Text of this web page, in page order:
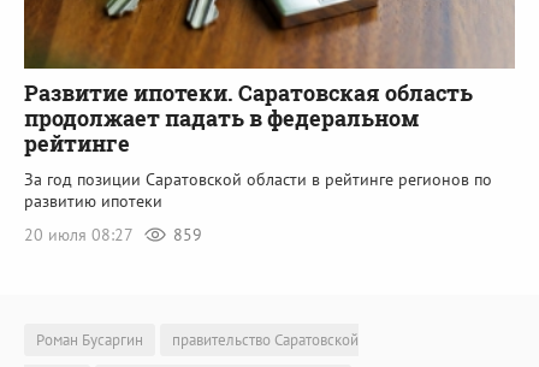
Развитие ипотеки. Саратовская область
продолжает падать в федеральном
рейтинге
За год позиции Саратовской области в рейтинге регионов по
развитию ипотеки
20 июля 08:27
859
Роман Бусаргин
правительство Саратовской